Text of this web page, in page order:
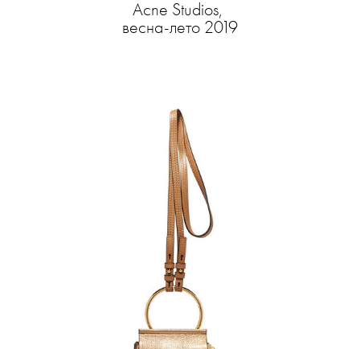
Acne Studios,
весна-лето 2019